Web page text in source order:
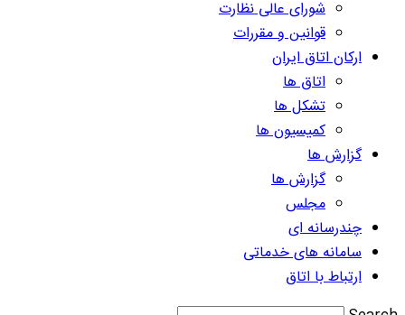
شورای عالی نظارت
قوانین و مقررات
ارکان اتاق ایران
اتاق ها
تشکل ها
کمیسیون ها
گزارش ها
گزارش ها
مجلس
چندرسانه ای
سامانه های خدماتی
ارتباط با اتاق